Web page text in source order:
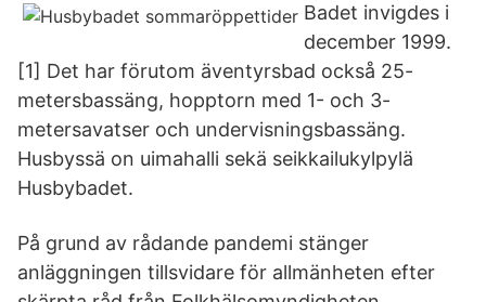
Badet invigdes i
december 1999.
[1] Det har förutom äventyrsbad också 25-
metersbassäng, hopptorn med 1- och 3-
metersavatser och undervisningsbassäng.
Husbyssä on uimahalli sekä seikkailukylpylä
Husbybadet.
På grund av rådande pandemi stänger
anläggningen tillsvidare för allmänheten efter